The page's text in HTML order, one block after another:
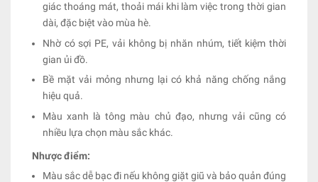
giác thoáng mát, thoải mái khi làm việc trong thời gian
dài, đặc biệt vào mùa hè.
Nhờ có sợi PE, vải không bị nhăn nhúm, tiết kiệm thời
gian ủi đồ.
Bề mặt vải mỏng nhưng lại có khả năng chống nắng
hiệu quả.
Màu xanh là tông màu chủ đạo, nhưng vải cũng có
nhiều lựa chọn màu sắc khác.
Nhược điểm:
Màu sắc dễ bạc đi nếu không giặt giũ và bảo quản đúng